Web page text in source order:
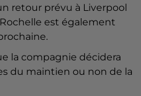
retour prévu à Liverpool
Rochelle est également
la compagnie décidera
du maintien ou non de la